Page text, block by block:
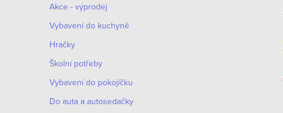
Akce - výprodej
Vybavení do kuchyně
Hračky
Školní potřeby
Vybavení do pokojíčku
Do auta a autosedačky